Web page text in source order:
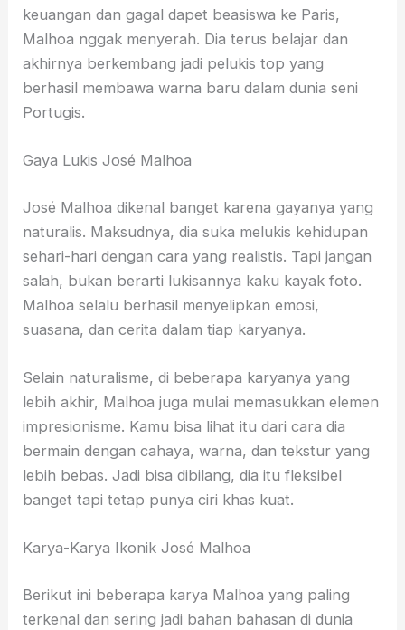
keuangan dan gagal dapet beasiswa ke Paris,
Malhoa nggak menyerah. Dia terus belajar dan
akhirnya berkembang jadi pelukis top yang
berhasil membawa warna baru dalam dunia seni
Portugis.
Gaya Lukis José Malhoa
José Malhoa dikenal banget karena gayanya yang
naturalis. Maksudnya, dia suka melukis kehidupan
sehari-hari dengan cara yang realistis. Tapi jangan
salah, bukan berarti lukisannya kaku kayak foto.
Malhoa selalu berhasil menyelipkan emosi,
suasana, dan cerita dalam tiap karyanya.
Selain naturalisme, di beberapa karyanya yang
lebih akhir, Malhoa juga mulai memasukkan elemen
impresionisme. Kamu bisa lihat itu dari cara dia
bermain dengan cahaya, warna, dan tekstur yang
lebih bebas. Jadi bisa dibilang, dia itu fleksibel
banget tapi tetap punya ciri khas kuat.
Karya-Karya Ikonik José Malhoa
Berikut ini beberapa karya Malhoa yang paling
terkenal dan sering jadi bahan bahasan di dunia